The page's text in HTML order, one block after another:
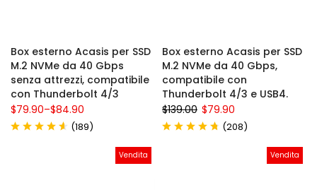
Box esterno Acasis per SSD
M.2 NVMe da 40 Gbps
senza attrezzi, compatibile
con Thunderbolt 4/3
$79.90–$84.90
(189)
Box esterno Acasis per SSD
M.2 NVMe da 40 Gbps,
compatibile con
Thunderbolt 4/3 e USB4.
$139.00 $79.90
(208)
Vendita Vendita